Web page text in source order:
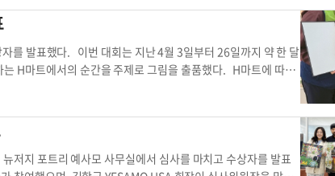
금과 이름이 새겨진 상패가 수여된다. 이외 1등 수상자에게는 5
300달러 상당의 상품권과 트로피, 3등 수상자에게는 100달
에게는 20달러 상품권과 트로피가 수여된다. 수상자 전원에게
을 제출한 매장에서 직접 수령하는 방식으로 진행된다. 수상자
수상자 명단은 H마트 공식 웹사이트(hmart.com) 또는 매장
은 H마트 고객 서비스센터로 이메일(customer_care@hmar
서만교 기자
를 발표했다. 이번 대회는 지난 4월 3일부터 26일까지 약 한 달
H마트에서의 순간을 주제로 그림을 출품했다. H마트에 따르
로 선정됐다. 대상 수상자에게는 각각 1000달러 장학금과 이
달러 상당의 H마트 상품권과 상패, 2등 수상자에게는 300달러
당의 상품권과 트로피가 제공된다. 장려상 수상자에게는 20달
메일을 통해 개별 통보가 완료됐으며, 시상은 작품을 제출한
저지 포트리 예사모 사무실에서 심사를 마치고 수상자를 발표